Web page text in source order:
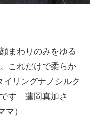
まわりのみをゆる
これだけで柔らか
リングナノシルク
す」蓮岡真加さ
）